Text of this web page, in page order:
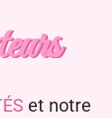
et notre